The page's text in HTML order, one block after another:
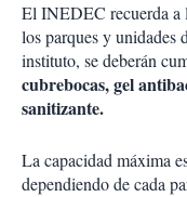
El INEDEC recuerda a
los parques y unidades
instituto, se deberán
cubrebocas, gel
sanitizante.
La capacidad máxima
dependiendo de cada